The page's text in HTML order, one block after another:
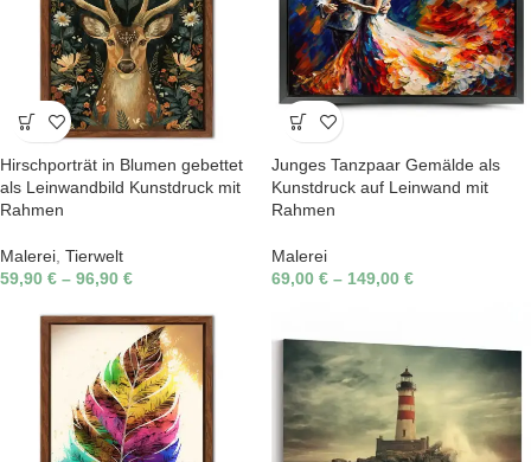
Hirschporträt in Blumen gebettet
als Leinwandbild Kunstdruck mit
Rahmen
Malerei Tierwelt
59,90 € – 96,90 €
Junges Tanzpaar Gemälde als
Kunstdruck auf Leinwand mit
Rahmen
Malerei
69,00 € – 149,00 €